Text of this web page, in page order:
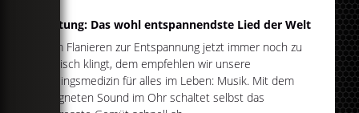
Achtung: Das wohl entspannendste Lied der Welt
Wem Flanieren zur Entspannung jetzt immer noch zu
hektisch klingt, dem empfehlen wir unsere
Lieblingsmedizin für alles im Leben: Musik. Mit dem
geeigneten Sound im Ohr schaltet selbst das